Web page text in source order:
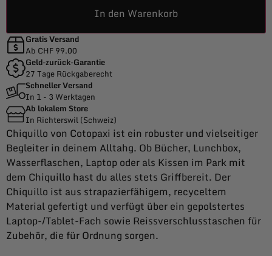
In den Warenkorb
Gratis Versand
Ab CHF 99.00
Geld-zurück-Garantie
27 Tage Rückgaberecht
Schneller Versand
In 1 - 3 Werktagen
Ab lokalem Store
In Richterswil (Schweiz)
Chiquillo von Cotopaxi ist ein robuster und vielseitiger
Begleiter in deinem Alltahg. Ob Bücher, Lunchbox,
Wasserflaschen, Laptop oder als Kissen im Park mit
dem Chiquillo hast du alles stets Griffbereit. Der
Chiquillo ist aus strapazierfähigem, recyceltem
Material gefertigt und verfügt über ein gepolstertes
Laptop-/Tablet-Fach sowie Reissverschlusstaschen für
Zubehör, die für Ordnung sorgen.